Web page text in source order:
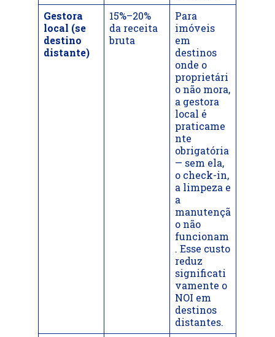
Gestora
local (se
destino
distante)
15%–20%
da receita
bruta
Para
imóveis
em
destinos
onde o
proprietári
o não mora,
a gestora
local é
praticame
nte
obrigatória
— sem ela,
o check-in,
a limpeza e
a
manutençã
o não
funcionam
. Esse custo
reduz
significati
vamente o
NOI em
destinos
distantes.